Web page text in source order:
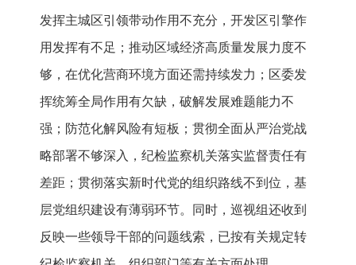
发挥主城区引领带动作用不充分，开发区引擎作
用发挥有不足；推动区域经济高质量发展力度不
够，在优化营商环境方面还需持续发力；区委发
挥统筹全局作用有欠缺，破解发展难题能力不
强；防范化解风险有短板；贯彻全面从严治党战
略部署不够深入，纪检监察机关落实监督责任有
差距；贯彻落实新时代党的组织路线不到位，基
层党组织建设有薄弱环节。同时，巡视组还收到
反映一些领导干部的问题线索，已按有关规定转